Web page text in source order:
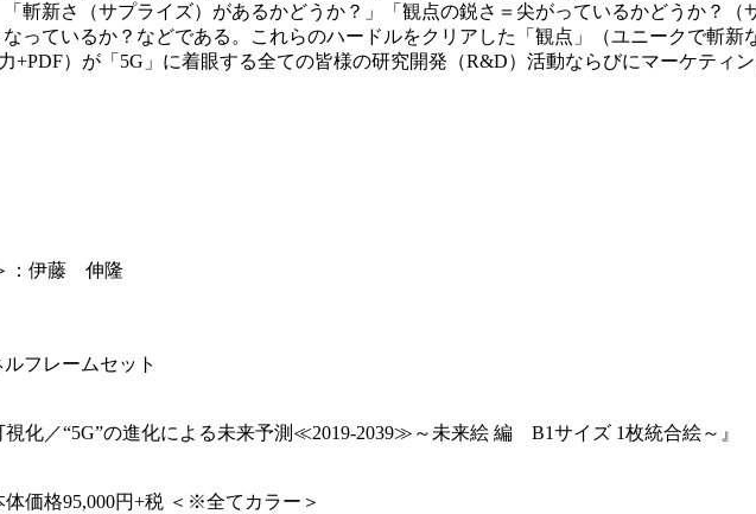
新さ（サプライズ）があるかどうか？」「観点の鋭さ＝尖がっているかどうか？（
っているか？などである。これらのハードルをクリアした「観点」（ユニークで斬新
+PDF）が「5G」に着眼する全ての皆様の研究開発（R&D）活動ならびにマーケティ
：伊藤 伸隆
フレームセット
化／“5G”の進化による未来予測≪2019‐2039≫～未来絵 編 B1サイズ 1枚統合絵～』
価格95,000円+税 ＜※全てカラー＞